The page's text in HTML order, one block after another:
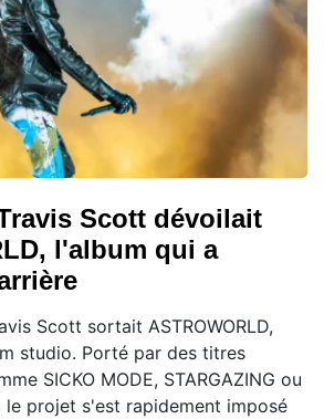
Scott dévoilait
l'album qui a
Scott sortait ASTROWORLD,
studio. Porté par des titres
SICKO MODE, STARGAZING ou
le projet s'est rapidement imposé